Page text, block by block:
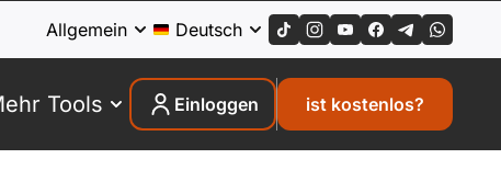
Allgemein Deutsch
Tools Einloggen ist kostenlos?